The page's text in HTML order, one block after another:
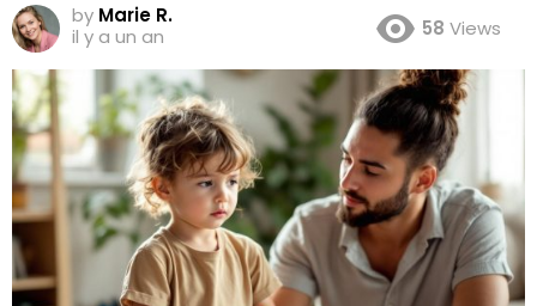
by Marie R.
il y a un an
58 Views